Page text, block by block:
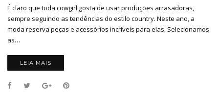
É claro que toda cowgirl gosta de usar produções arrasadoras,
sempre seguindo as tendências do estilo country. Neste ano, a
moda reserva peças e acessórios incríveis para elas. Selecionamos
as…
LEIA MAIS